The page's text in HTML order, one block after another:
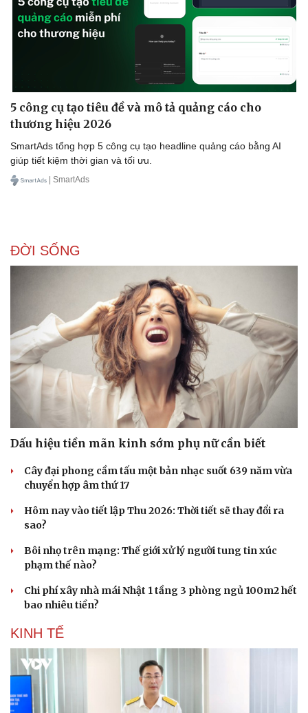
Sức khỏe
Dinh dưỡng - món ngon
Cây thuốc
Sản phụ khoa
Nam khoa
Phòng mạch online
Ăn sạch sống khỏe
Đời sống
Tình yêu - Gia đình
5 công cụ tạo tiêu đề và mô tả quảng cáo cho
thương hiệu 2026
SmartAds tổng hợp 5 công cụ tạo headline quảng cáo bằng AI
giúp tiết kiệm thời gian và tối ưu.
| SmartAds
ĐỜI SỐNG
Dấu hiệu tiền mãn kinh sớm phụ nữ cần biết
Cây đại phong cầm tấu một bản nhạc suốt 639 năm vừa
chuyển hợp âm thứ 17
Hôm nay vào tiết lập Thu 2026: Thời tiết sẽ thay đổi ra
sao?
Bôi nhọ trên mạng: Thế giới xử lý người tung tin xúc
phạm thế nào?
Chi phí xây nhà mái Nhật 1 tầng 3 phòng ngủ 100m2 hết
bao nhiêu tiền?
KINH TẾ